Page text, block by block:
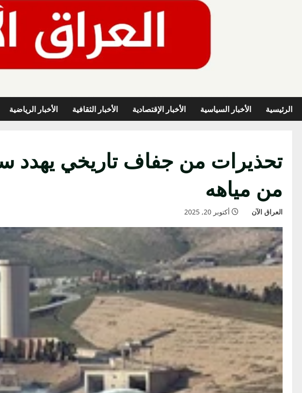
الرئيسية الأخبار السياسية الأخبار الإقتصادية الأخبار الثقافية الأخبار الرياضية
من مياهه
العراق الآن أكتوبر 20, 2025